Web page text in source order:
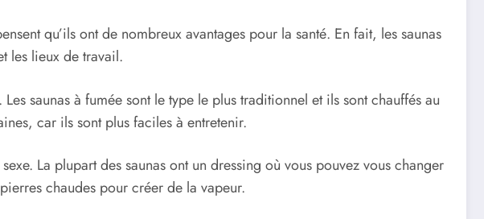
qu’ils ont de nombreux avantages pour la santé. En fait, les saunas
les lieux de travail.
saunas à fumée sont le type le plus traditionnel et ils sont chauffés au
car ils sont plus faciles à entretenir.
La plupart des saunas ont un dressing où vous pouvez vous changer
chaudes pour créer de la vapeur.